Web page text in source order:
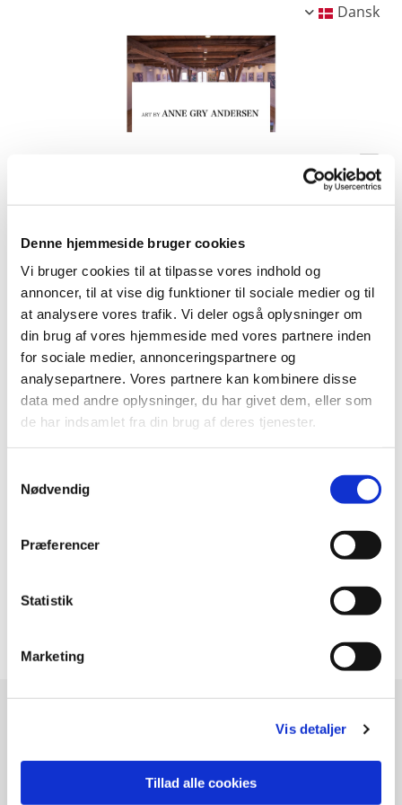
Denne hjemmeside bruger cookies
Vi bruger cookies til at tilpasse vores indhold og
annoncer, til at vise dig funktioner til sociale medier og til
at analysere vores trafik. Vi deler også oplysninger om
din brug af vores hjemmeside med vores partnere inden
for sociale medier, annonceringspartnere og
analysepartnere. Vores partnere kan kombinere disse
data med andre oplysninger, du har givet dem, eller som
de har indsamlet fra din brug af deres tjenester.
Nødvendig
Præferencer
Statistik
Marketing
Vis detaljer
Tillad alle cookies
Dansk